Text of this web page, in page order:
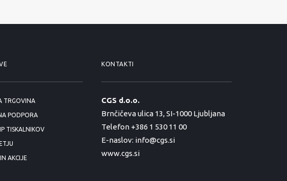
TRGOVINA
PODPORA
TISKALNIKOV
AKCIJE
KONTAKTI
CGS d.o.o.
Brnčičeva ulica 13, SI-1000 Ljubljana
Telefon +386 1 530 11 00
E-naslov: info@cgs.si
www.cgs.si